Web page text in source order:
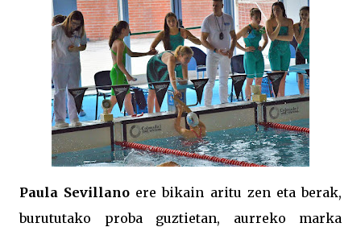
Paula Sevillano ere bikain aritu zen eta berak,
burututako proba guztietan, aurreko marka